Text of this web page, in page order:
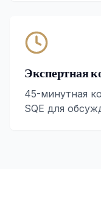
Экспертная
45-минутная
SQE для